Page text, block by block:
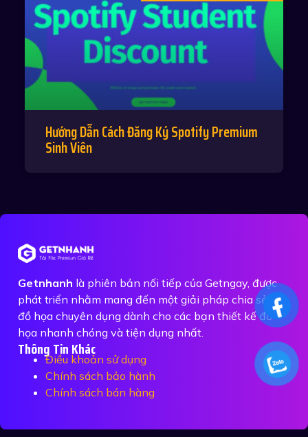
Hướng Dẫn Cách Đăng Ký Spotify Premium
Sinh Viên
Getnhanh là phiên bản nối tiếp của Getngay, được
phát triển nhằm mang đến một giải pháp chia sẻ tệp
đồ họa chuyên dụng dành cho các bạn thiết kế đồ
họa nhanh chóng và tiện dụng nhất.
Thông Tin Khác
Điều khoản sử dụng
Chính sách bảo hành
Chính sách bán hàng